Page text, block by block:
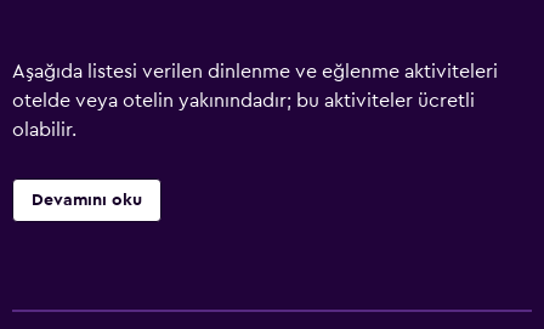
Aşağıda listesi verilen dinlenme ve eğlenme aktiviteleri
otelde veya otelin yakınındadır; bu aktiviteler ücretli
olabilir.
Devamını oku